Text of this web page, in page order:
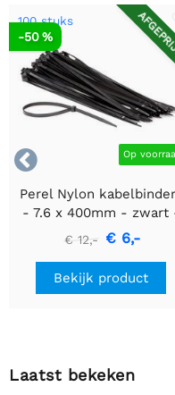

100 stuks
Op
-50 %
Perel Nylon
- 7.6 x 400mm - zwart
100 stuks
€ 12,- € 6,-
Bekijk product
Laatst bekeken